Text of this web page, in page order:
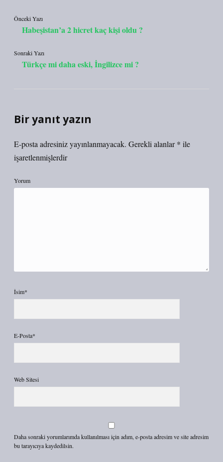
Önceki Yazı
Habeşistan’a 2 hicret kaç kişi oldu ?
Sonraki Yazı
Türkçe mi daha eski, İngilizce mi ?
Bir yanıt yazın
E-posta adresiniz yayınlanmayacak. Gerekli alanlar* ile
işaretlenmişlerdir
Yorum
İsim*
E-Posta*
Web Sitesi
Daha sonraki yorumlarımda kullanılması için adım, e-posta adresim ve site adresim
bu tarayıcıya kaydedilsin.